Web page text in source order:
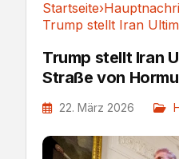
Startseite›
Trump stellt Iran
Straße von
22. März 2026